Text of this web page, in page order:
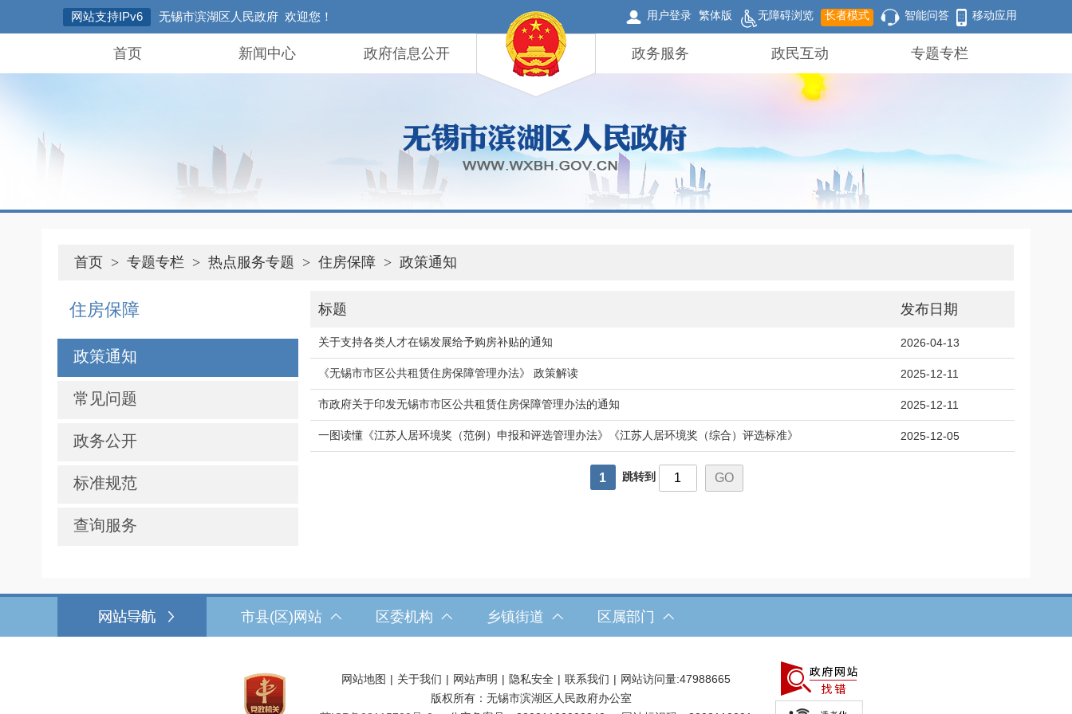
网站支持IPv6 无锡市滨湖区人民政府 欢迎您！ 用户登录 繁体版 无障碍浏览 长者模式 智能问答 移动应用
首页 新闻中心 政府信息公开 政务服务 政民互动 专题专栏
首页 > 专题专栏 > 热点服务专题 > 住房保障 > 政策通知
住房保障
政策通知
常见问题
政务公开
标准规范
查询服务
标题 发布日期
关于支持各类人才在锡发展给予购房补贴的通知 2026-04-13
《无锡市市区公共租赁住房保障管理办法》 政策解读 2025-12-11
市政府关于印发无锡市市区公共租赁住房保障管理办法的通知 2025-12-11
一图读懂《江苏人居环境奖（范例）申报和评选管理办法》《江苏人居环境奖（综合）评选标准》 2025-12-05
1 跳转到
市县(区)网站 区委机构 乡镇街道 区属部门
网站地图 | 关于我们 | 网站声明 | 隐私安全 | 联系我们 | 网站访问量:47988665
版权所有：无锡市滨湖区人民政府办公室